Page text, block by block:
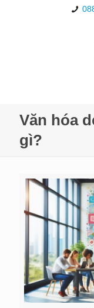
Văn hóa
gì?